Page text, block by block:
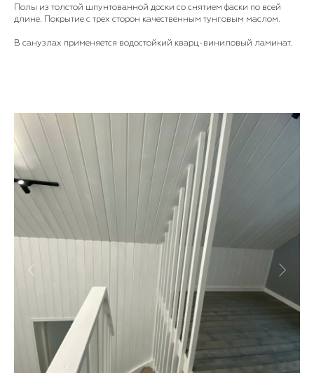
Полы из толстой шпунтованной доски со снятием фаски по всей
длине. Покрытие с трех сторон качественным тунговым маслом.
В санузлах применяется водостойкий кварц-виниловый ламинат.